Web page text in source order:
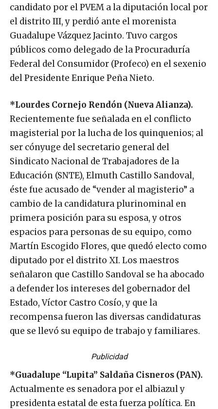
candidato por el PVEM a la diputación local por
el distrito III, y perdió ante el morenista
Guadalupe Vázquez Jacinto. Tuvo cargos
públicos como delegado de la Procuraduría
Federal del Consumidor (Profeco) en el sexenio
del Presidente Enrique Peña Nieto.
*Lourdes Cornejo Rendón (Nueva Alianza).
Recientemente fue señalada en el conflicto
magisterial por la lucha de los quinquenios; al
ser cónyuge del secretario general del
Sindicato Nacional de Trabajadores de la
Educación (SNTE), Elmuth Castillo Sandoval,
éste fue acusado de “vender al magisterio” a
cambio de la candidatura plurinominal en
primera posición para su esposa, y otros
espacios para personas de su equipo, como
Martín Escogido Flores, que quedó electo como
diputado por el distrito XI. Los maestros
señalaron que Castillo Sandoval se ha abocado
a defender los intereses del gobernador del
Estado, Víctor Castro Cosío, y que la
recompensa fueron las diversas candidaturas
que se llevó su equipo de trabajo y familiares.
Publicidad
*Guadalupe “Lupita” Saldaña Cisneros (PAN).
Actualmente es senadora por el albiazul y
presidenta estatal de esta fuerza política. En